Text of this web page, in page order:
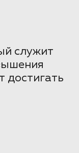
служит
достигать